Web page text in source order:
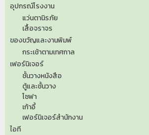
อุปกรณ์โรงงาน
แว่นตานิรภัย
เสื้อจราจร
ของขวัญและงานพิมพ์
กระเช้าตามเทศกาล
เฟอร์นิเจอร์
ชั้นวางหนังสือ
ตู้และชั้นวาง
โซฟา
เก้าอี้
เฟอร์นิเจอร์สำนักงาน
ไอที